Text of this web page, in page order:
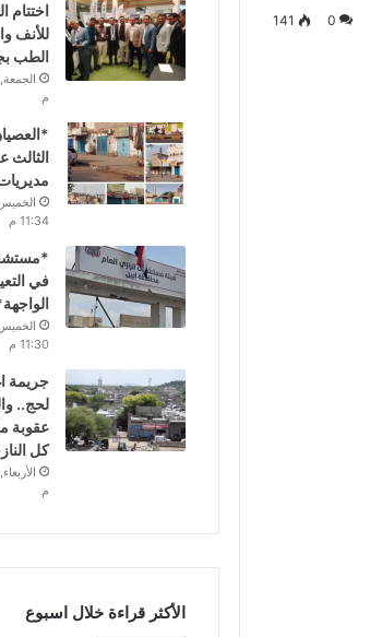
0
141
اختتام
للأنف
الطب
م
الثالث
11:34 م
في
11:30 م
جريمة
لحج..
عقوبة
كل
م
الأكثر قراءة خلال اسبوع